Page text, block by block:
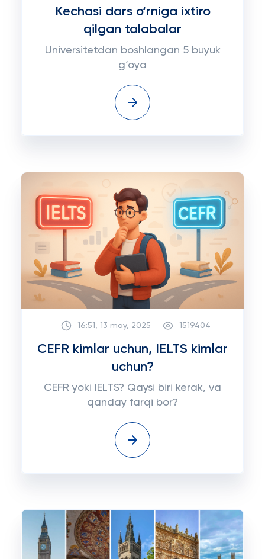
Kechasi dars o‘rniga ixtiro
qilgan talabalar
Universitetdan boshlangan 5 buyuk
g‘oya
16:51, 13 may, 2025 1519404
CEFR kimlar uchun, IELTS kimlar
uchun?
CEFR yoki IELTS? Qaysi biri kerak, va
qanday farqi bor?